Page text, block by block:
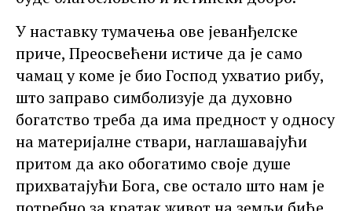
У наставку тумачења ове јеванђелске
приче, Преосвећени истиче да је само
чамац у коме је био Господ ухватио рибу,
што заправо симболизује да духовно
богатство треба да има предност у односу
на материјалне ствари, наглашавајући
притом да ако обогатимо своје душе
прихватајући Бога, све остало што нам је